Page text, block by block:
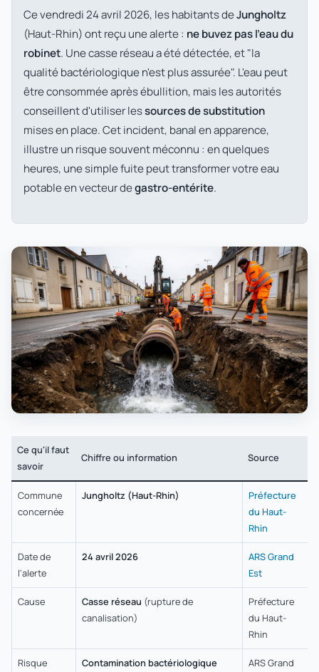
Ce vendredi 24 avril 2026, les habitants deJungholtz
(Haut-Rhin) ont reçu une alerte : ne buvez pas l'eau du
robinet. Une casse réseau a été détectée, et "la
qualité bactériologique n'est plus assurée". L'eau peut
être consommée après ébullition, mais les autorités
conseillent d'utiliser lessources de substitution
mises en place. Cet incident, banal en apparence,
illustre un risque souvent méconnu : en quelques
heures, une simple fuite peut transformer votre eau
potable en vecteur degastro-entérite.
Ce qu'il faut
savoir
Chiffre ou information Source
Commune
concernée
Jungholtz (Haut-Rhin)
Préfecture
du Haut-
Rhin
Date de
l'alerte
24 avril 2026
ARS Grand
Est
Cause Casse réseau (rupture de
canalisation)
Préfecture
du Haut-
Rhin
Risque
Contamination bactériologique
ARS Grand